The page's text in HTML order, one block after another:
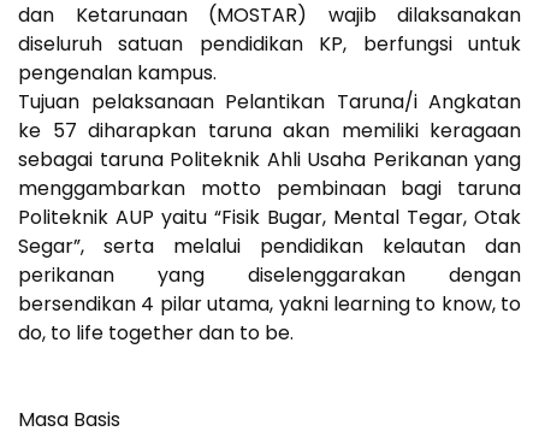
dan Ketarunaan (MOSTAR) wajib dilaksanakan
diseluruh satuan pendidikan KP, berfungsi untuk
pengenalan kampus.
Tujuan pelaksanaan Pelantikan Taruna/i Angkatan
ke 57 diharapkan taruna akan memiliki keragaan
sebagai taruna Politeknik Ahli Usaha Perikanan yang
menggambarkan motto pembinaan bagi taruna
Politeknik AUP yaitu “Fisik Bugar, Mental Tegar, Otak
Segar”, serta melalui pendidikan kelautan dan
perikanan yang diselenggarakan dengan
bersendikan 4 pilar utama, yakni learning to know, to
do, to life together dan to be.
Masa Basis